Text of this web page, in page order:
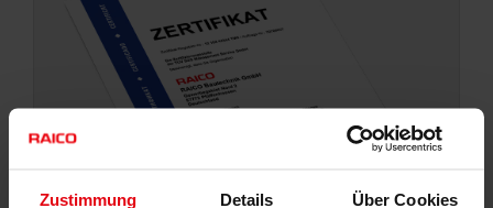
Zustimmung Details Über Cookies